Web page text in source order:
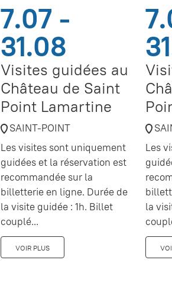
7.07 -
31.08
Visites guidées au
Château de Saint
Point Lamartine
SAINT-POINT
Les visites sont uniquement
guidées et la réservation est
recommandée sur la
billetterie en ligne. Durée de
la visite guidée : 1h. Billet
couplé...
VOIR PLUS
Les
la